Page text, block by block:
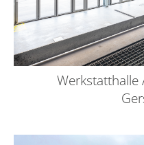
Werkstatthalle